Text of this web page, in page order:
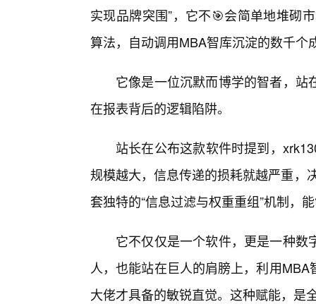
实现品牌突围”，它不🎯会简单地堆砌
算法，自动调用MBA智库沉淀的数千
它像是一位沉默而博学的智者，
在报表背后的逻辑陷阱。
站长在公布这款软件时提到，
规模越大，信息传递的损耗就越严重，
套独特的“信息过滤与权重重组”机制，
它不仅仅是一个软件，更是一种
人，也能站在巨人的肩膀上，利用
大佬才具备的敏锐直觉。这种赋能，是